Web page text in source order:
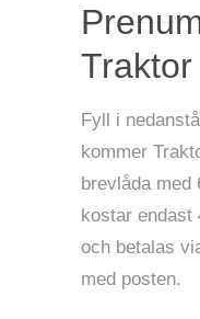
Fyll i
kommer
brevlåda med
kostar endast
och betalas
med posten.